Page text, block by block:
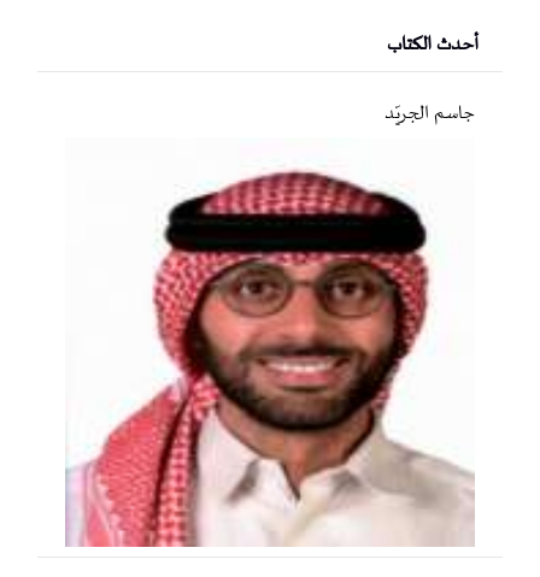
أحدث الكتاب
جاسم الجريّد